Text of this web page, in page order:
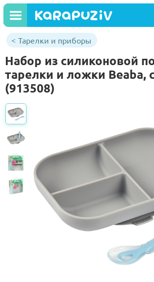
Тарелки и приборы
Набор из силиконовой
тарелки и ложки Beaba,
(913508)